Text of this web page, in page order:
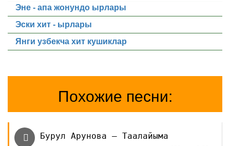
Эне - апа жонундо ырлары
Эски хит - ырлары
Янги узбекча хит кушиклар
Похожие песни:
Бурул Арунова — Таалайыма